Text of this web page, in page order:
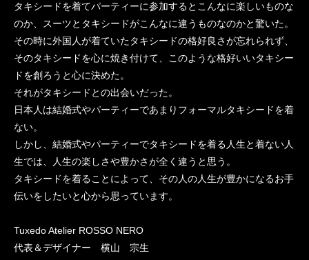
タキシードを着てパーティーに参加するとこんなに楽しいものな
のか、スーツとタキシードがこんなに違うものなのかと驚いた。
その時に外国人が着ていたタキシードの格好良さが忘れられず、
そのタキシードを心に焼き付けて、このような格好いいタキシー
ドを創ろうと心に決めた。
それがタキシードとの出会いだった。
日本人は結婚式やパーティーであまりフォーマルタキシードを着
ない。
しかし、結婚式やパーティーでタキシードを着る人生と着ない人
生では、人生の楽しさや豊かさが全く違うと思う。
タキシードを着ることによって、その人の人生が豊かになるお手
伝いをしたいと心から思っています。
Tuxedo Atelier ROSSO NERO
代表＆デザイナー 横山 宗生